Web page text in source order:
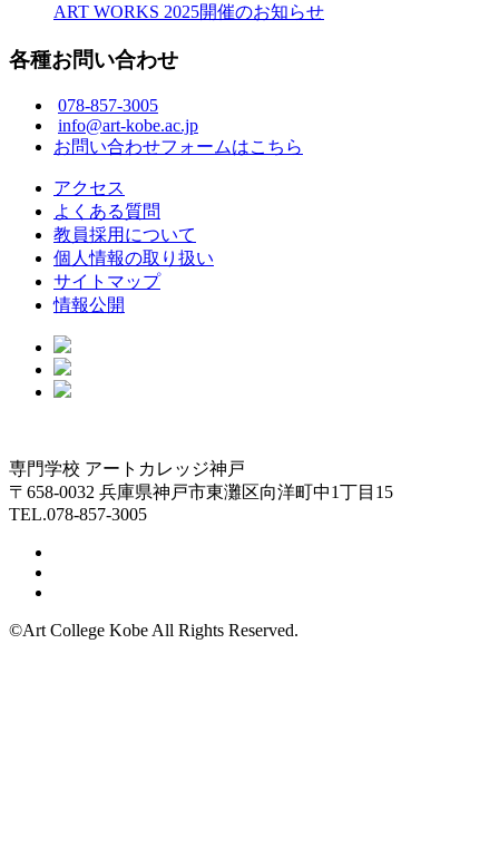
ART WORKS 2025開催のお知らせ
各種お問い合わせ
078-857-3005
info@art-kobe.ac.jp
お問い合わせフォームはこちら
アクセス
よくある質問
教員採用について
個人情報の取り扱い
サイトマップ
情報公開
専門学校 アートカレッジ神戸
〒658-0032 兵庫県神戸市東灘区向洋町中1丁目15
TEL.078-857-3005
©Art College Kobe All Rights Reserved.